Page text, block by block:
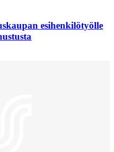
esihenkilötyölle